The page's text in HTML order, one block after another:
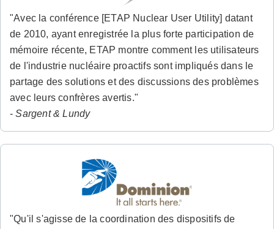
"Avec la conférence [ETAP Nuclear User Utility] datant
de 2010, ayant enregistrée la plus forte participation de
mémoire récente, ETAP montre comment les utilisateurs
de l'industrie nucléaire proactifs sont impliqués dans le
partage des solutions et des discussions des problèmes
avec leurs confrères avertis."
-Sargent & Lundy
"Qu'il s'agisse de la coordination des dispositifs de